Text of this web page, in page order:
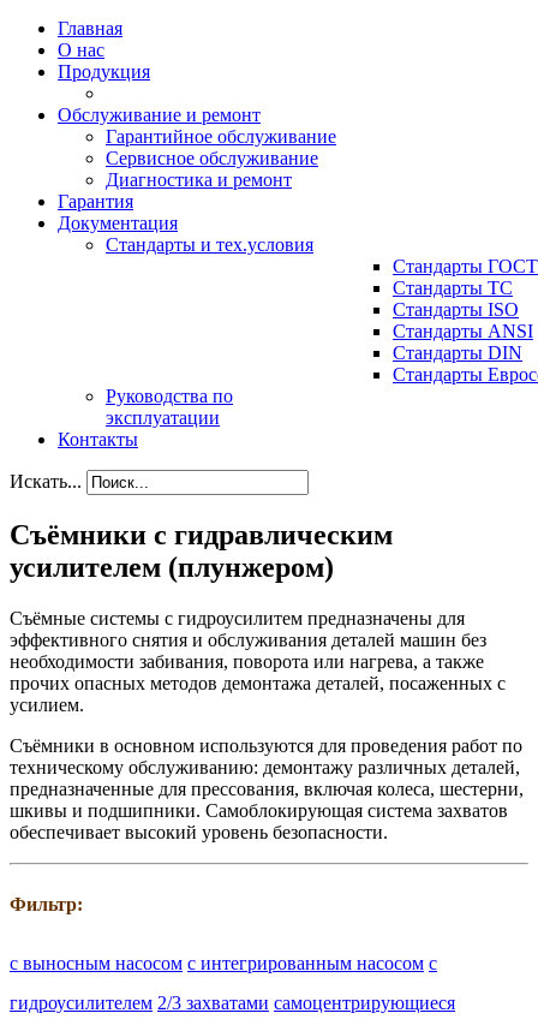
Главная
О нас
Продукция
Обслуживание и ремонт
Гарантийное обслуживание
Сервисное обслуживание
Диагностика и ремонт
Гарантия
Документация
Стандарты и тех.условия
Стандарты ГОСТ
Стандарты ТС
Стандарты ISO
Стандарты ANSI
Стандарты DIN
Стандарты
Руководства по
эксплуатации
Контакты
Искать...
Съёмники с гидравлическим
усилителем (плунжером)
Съёмные системы с гидроусилитем предназначены для
эффективного снятия и обслуживания деталей машин без
необходимости забивания, поворота или нагрева, а также
прочих опасных методов демонтажа деталей, посаженных с
усилием.
Cъёмники в основном используются для проведения работ по
техническому обслуживанию: демонтажу различных деталей,
предназначенные для прессования, включая колеса, шестерни,
шкивы и подшипники. Самоблокирующая система захватов
обеспечивает высокий уровень безопасности.
Фильтр:
с выносным насосом с интегрированным насосом с
гидроусилителем 2/3 захватами самоцентрирующиеся